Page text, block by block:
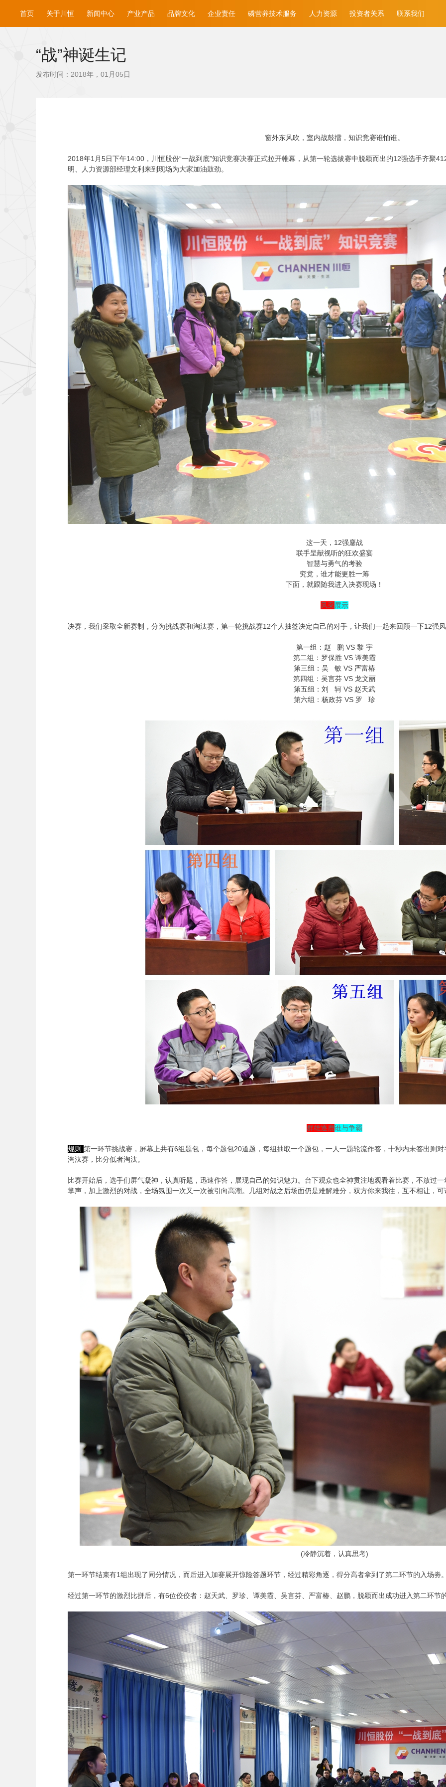
首页 关于川恒 新闻中心 产业产品 品牌文化 企业责任 磷营养技术服务 人力资源 投资者关系 联系我们
“战”神诞生记
发布时间：2018年，01月05日
窗外东风吹，室内战鼓擂，知识竞赛谁怕谁。
2018年1月5日下午14:00，川恒股份“一战到底”知识竞赛决赛正式拉开帷幕，从第一轮选拔赛中脱颖而出的12强选手齐聚
明、人力资源部经理文利来到现场为大家加油鼓劲。
这一天，12强鏖战
联手呈献视听的狂欢盛宴
智慧与勇气的考验
究竟，谁才能更胜一筹
下面，就跟随我进入决赛现场！
风采展示
决赛，我们采取全新赛制，分为挑战赛和淘汰赛，第一轮挑战赛12个人抽签决定自己的对手，让我们一起来回顾一下12强
第一组：赵 鹏 VS 黎 宇
第二组：罗保胜 VS 谭美霞
第三组：吴 敏 VS 严富椿
第四组：吴言芬 VS 龙文丽
第五组：刘 轲 VS 赵天武
第六组：杨政芬 VS 罗 珍
群雄逐鹿谁与争霸
规则 第一环节挑战赛，屏幕上共有6组题包，每个题包20道题，每组抽取一个题包，一人一题轮流作答，十秒内未答出则
淘汰赛，比分低者淘汰。
比赛开始后，选手们屏气凝神，认真听题，迅速作答，展现自己的知识魅力。台下观众也全神贯注地观看着比赛，不放过
掌声，加上激烈的对战，全场氛围一次又一次被引向高潮。几组对战之后场面仍是难解难分，双方你来我往，互不相让，
(冷静沉着，认真思考)
第一环节结束有1组出现了同分情况，而后进入加赛展开惊险答题环节，经过精彩角逐，得分高者拿到了第二环节的入场劵
经过第一环节的激烈比拼后，有6位佼佼者：赵天武、罗珍、谭美霞、吴言芬、严富椿、赵鹏，脱颖而出成功进入第二环节